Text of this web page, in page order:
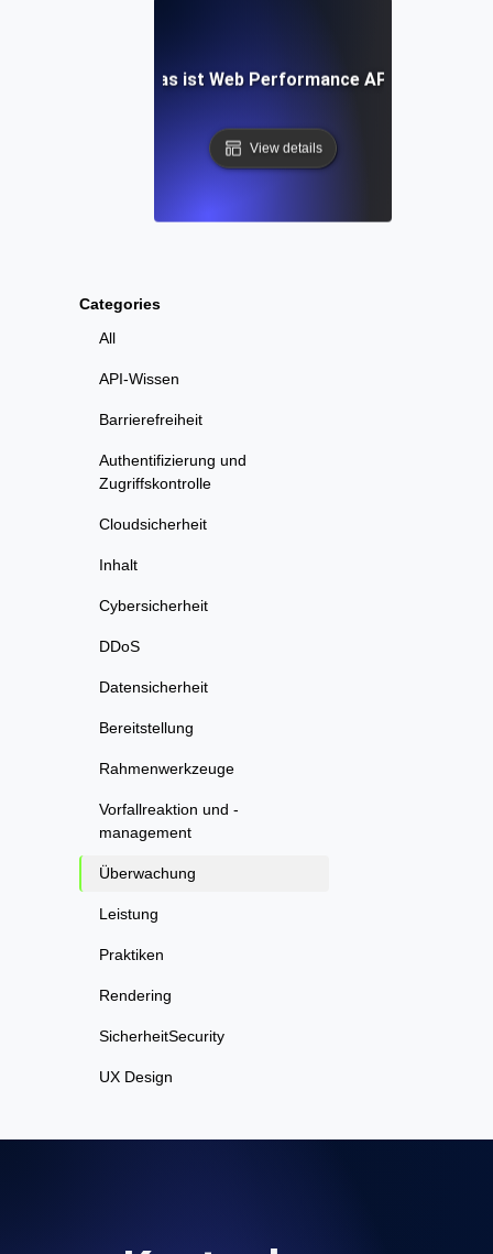
Categories
All
API-Wissen
Barrierefreiheit
Authentifizierung und
Zugriffskontrolle
Cloudsicherheit
Inhalt
Cybersicherheit
DDoS
Datensicherheit
Bereitstellung
Rahmenwerkzeuge
Vorfallreaktion und -
management
Überwachung
Leistung
Praktiken
Rendering
SicherheitSecurity
UX Design
Was ist Web Performance API?
View details